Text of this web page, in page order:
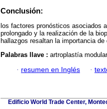
Conclusión:
los factores pronósticos asociados
prolongado y la realización de la
hallazgos resaltan la importancia
Palabras llave : artroplastía
· resumen en Inglés ·
Edificio World Trade Center,